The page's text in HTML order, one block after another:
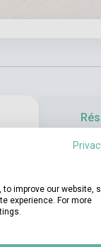
Le Rouge
Julien est
peinture,
ne comprit
improve our website,
experience. For more